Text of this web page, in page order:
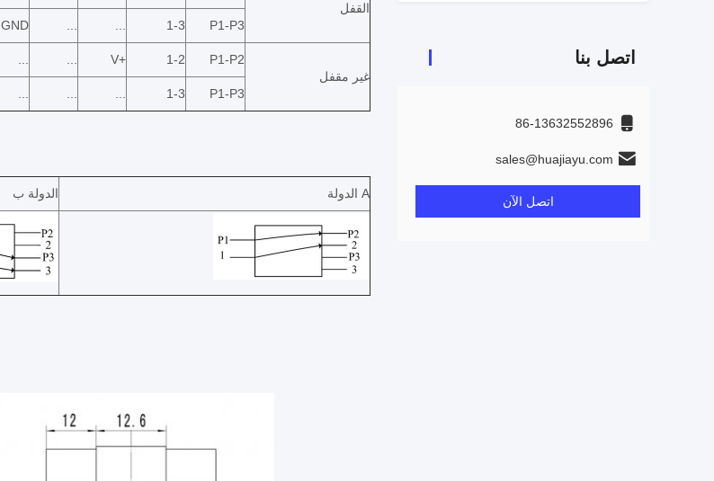
اتصل بنا
86-13632552896
sales@huajiayu.com
اتصل الآن
القفل
P1-P3
1-3 الـ GND
غير مقفل
P1-P2
1-2
V+
P1-P3
1-3
الدولة A الدولة ب